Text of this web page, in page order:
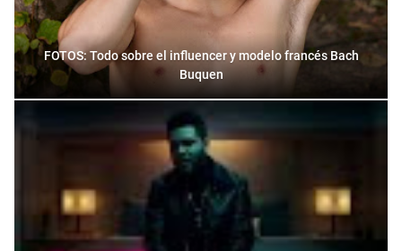
FOTOS: Todo sobre el influencer y modelo francés Bach
Buquen